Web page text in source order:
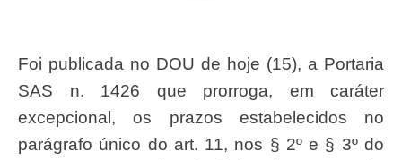
Foi publicada no DOU de hoje (15), a Portaria
SAS n. 1426 que prorroga, em caráter
excepcional, os prazos estabelecidos no
parágrafo único do art. 11, nos § 2º e § 3º do